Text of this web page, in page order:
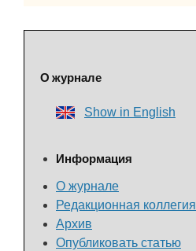
О журнале
Show in English
Информация
О журнале
Редакционная коллегия
Архив
Опубликовать статью